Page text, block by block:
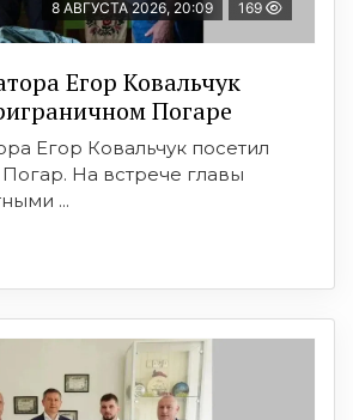
8 АВГУСТА 2026, 20:09 169
Егор Ковальчук
Погаре
Егор Ковальчук посетил
На встрече главы
...